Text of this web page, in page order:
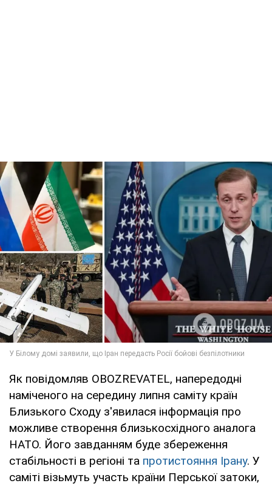
Як повідомляв OBOZREVATEL, напередодні
наміченого на середину липня саміту країн
Близького Сходу з'явилася інформація про
можливе створення близькосхідного аналога
НАТО. Його завданням буде збереження
стабільності в регіоні та протистояння Ірану. У
саміті візьмуть участь країни Перської затоки,